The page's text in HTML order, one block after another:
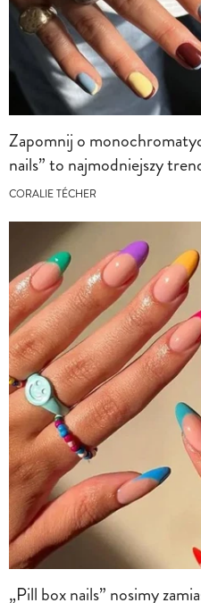
Zapomnij o
nails” to najmodniejszy
CORALIE TÉCHER
„Pill box nails” nosimy